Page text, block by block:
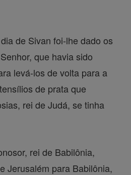
de Sivan foi-lhe dado os
que havia sido
levá-los de volta para a
de prata que
rei de Judá, se tinha
rei de Babilônia,
Jerusalém para Babilônia,